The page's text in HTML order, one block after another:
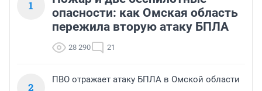
1
опасности: как Омская область
пережила вторую атаку БПЛА
28 290 21
2
ПВО отражает атаку БПЛА в Омской области